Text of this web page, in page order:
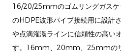
16/20/25mmのゴムリングガスケ
のHDPE波形パイプ接続用に設計
や点滴灌漑ラインに信頼性の高い
す。16mm、20mm、25mmの